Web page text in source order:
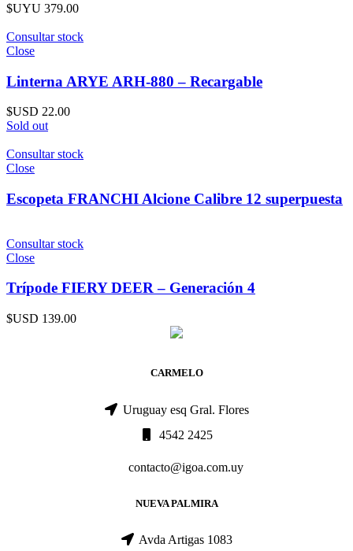
$UYU 379.00
Consultar stock
Close
Linterna ARYE ARH-880 – Recargable
$USD 22.00
Sold out
Consultar stock
Close
Escopeta FRANCHI Alcione Calibre 12 superpuesta
Consultar stock
Close
Trípode FIERY DEER – Generación 4
$USD 139.00
CARMELO
Uruguay esq Gral. Flores
4542 2425
contacto@igoa.com.uy
NUEVA PALMIRA
Avda Artigas 1083